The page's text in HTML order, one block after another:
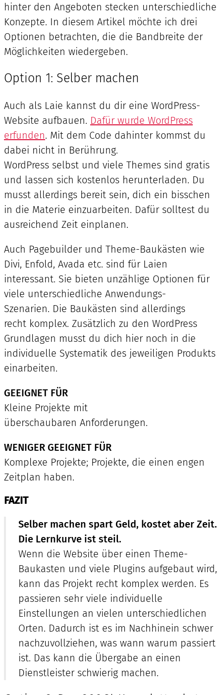
hinter den Angeboten stecken unterschiedliche
Konzepte. In diesem Artikel möchte ich drei
Optionen betrachten, die die Bandbreite der
Möglichkeiten wiedergeben.
Option 1: Selber machen
Auch als Laie kannst du dir eine WordPress-
Website aufbauen. Dafür wurde WordPress
erfunden. Mit dem Code dahinter kommst du
dabei nicht in Berührung.
WordPress selbst und viele Themes sind gratis
und lassen sich kostenlos herunterladen. Du
musst allerdings bereit sein, dich ein bisschen
in die Materie einzuarbeiten. Dafür solltest du
ausreichend Zeit einplanen.
Auch Pagebuilder und Theme-Baukästen wie
Divi, Enfold, Avada etc. sind für Laien
interessant. Sie bieten unzählige Optionen für
viele unterschiedliche Anwendungs-
Szenarien. Die Baukästen sind allerdings
recht komplex. Zusätzlich zu den WordPress
Grundlagen musst du dich hier noch in die
individuelle Systematik des jeweiligen Produkts
einarbeiten.
GEEIGNET FÜR
Kleine Projekte mit
überschaubaren Anforderungen.
WENIGER GEEIGNET FÜR
Komplexe Projekte; Projekte, die einen engen
Zeitplan haben.
FAZIT
Selber machen spart Geld, kostet aber Zeit.
Die Lernkurve ist steil.
Wenn die Website über einen Theme-
Baukasten und viele Plugins aufgebaut wird,
kann das Projekt recht komplex werden. Es
passieren sehr viele individuelle
Einstellungen an vielen unterschiedlichen
Orten. Dadurch ist es im Nachhinein schwer
nachzuvollziehen, was wann warum passiert
ist. Das kann die Übergabe an einen
Dienstleister schwierig machen.